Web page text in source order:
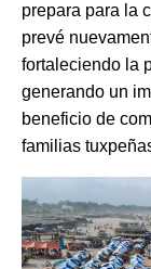
prepara para la
prevé
fortaleciendo la
generando un
beneficio de
familias